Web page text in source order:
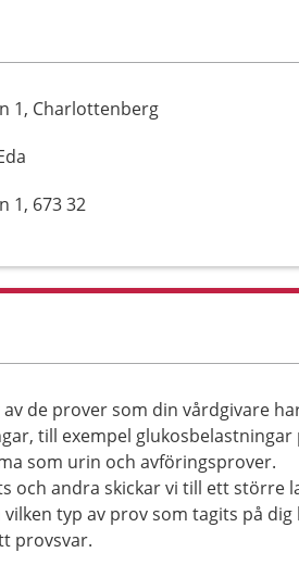
1, Charlottenberg
1, 673 32
de prover som din vårdgivare
till exempel glukosbelastningar
som urin och avföringsprover.
och andra skickar vi till ett större
typ av prov som tagits på dig
provsvar.